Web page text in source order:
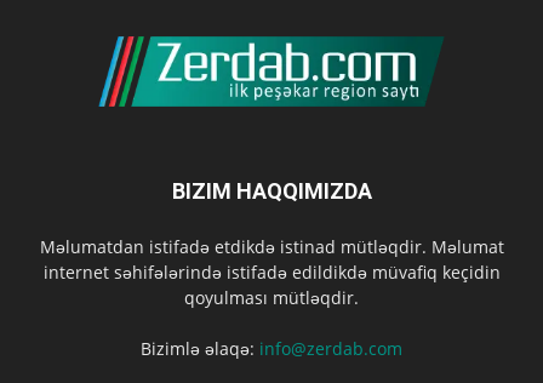
BIZIM HAQQIMIZDA
Məlumatdan istifadə etdikdə istinad mütləqdir. Məlumat
internet səhifələrində istifadə edildikdə müvafiq keçidin
qoyulması mütləqdir.
Bizimlə əlaqə: info@zerdab.com